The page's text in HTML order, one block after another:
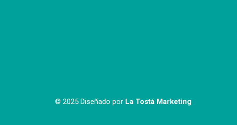
© 2025 Diseñado por La Tostá Marketing